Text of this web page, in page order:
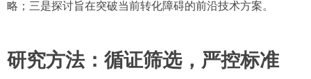
略；三是探讨旨在突破当前转化障碍的前沿技术方案。
研究方法：循证筛选，严控标准